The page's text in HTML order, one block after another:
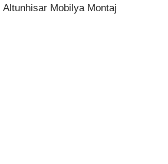
Altunhisar Mobilya Montaj